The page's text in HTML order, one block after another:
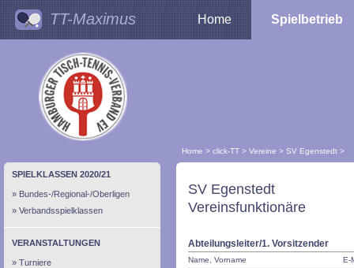
TT-Maximus Home Spielbetrieb
Home > click-TT > Vereine > SV Egenstedt >
SPIELKLASSEN 2020/21
Bundes-/Regional-/Oberligen
Verbandsspielklassen
VERANSTALTUNGEN
Turniere
SV Egenstedt
Vereinsfunktionäre
Abteilungsleiter/1. Vorsitzender
Name, Vorname E-